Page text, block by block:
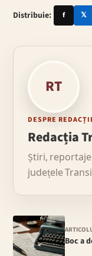
Distribuie: f 𝕏
RT
DESPRE
Redacția
Știri,
județele
Boc a